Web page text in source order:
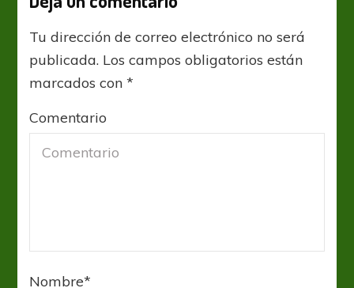
Tu dirección de correo electrónico no será
publicada. Los campos obligatorios están
marcados con*
Comentario
Nombre*